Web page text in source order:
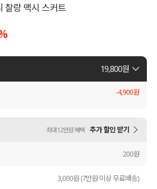
언더웨어
찰랑 맥시 스커트
19,800원
-4,900원
최대 12만원 혜택 추가 할인 받기
200원
3,000원 (7만원 이상 무료배송)